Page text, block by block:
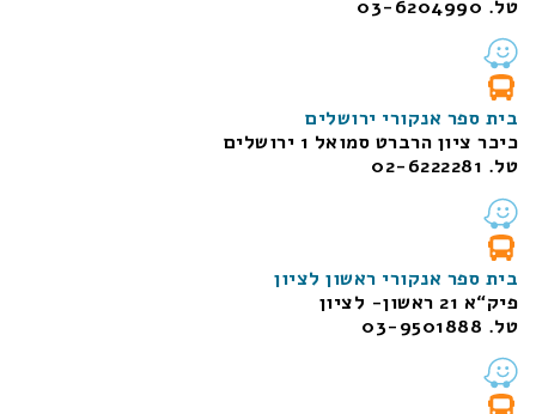
טל. 03-6204990
בית ספר אנקורי ירושלים
כיכר ציון הרברט סמואל 1
ירושלים
טל. 02-6222281
בית ספר אנקורי ראשון לציון
פיק“א 21 ראשון- לציון
טל. 03-9501888